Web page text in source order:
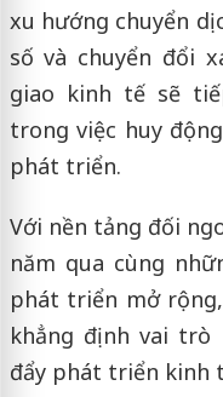
xu hướng chuyển
số và chuyển đổi
giao kinh tế sẽ
trong việc huy
phát triển.
Với nền tảng đối
năm qua cùng
phát triển mở
khẳng định vai
đẩy phát triển kinh